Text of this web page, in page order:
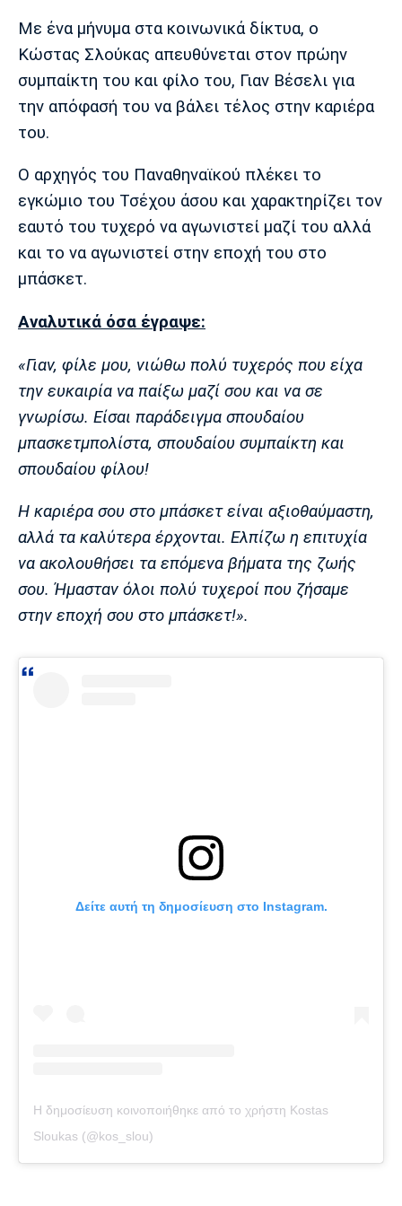
Πολιτισμός
Τραγούδια
Cine Spot
Running
Media
Παρασκήνιο
Πρόγραμμα TV
Κηφισιά Πανσερραϊκός
Μπαρτσελόνα
Ρεάλ
Ατλέτικο
Μαδρίτης
Γιουνάιτεντ
Λίβερπουλ
Μάντσεστερ
Σίτι
Γιουβέντους
Ίντερ Μίλαν Μπάγερν
Μπορούσια
Παρί Σεν
Με ένα μήνυμα στα κοινωνικά δίκτυα, ο
Κώστας Σλούκας απευθύνεται στον πρώην
συμπαίκτη του και φίλο του, Γιαν Βέσελι για
την απόφασή του να βάλει τέλος στην καριέρα
του.
Ο αρχηγός του Παναθηναϊκού πλέκει το
εγκώμιο του Τσέχου άσου και χαρακτηρίζει τον
εαυτό του τυχερό να αγωνιστεί μαζί του αλλά
και το να αγωνιστεί στην εποχή του στο
μπάσκετ.
Αναλυτικά όσα έγραψε:
«Γιαν, φίλε μου, νιώθω πολύ τυχερός που είχα
την ευκαιρία να παίξω μαζί σου και να σε
γνωρίσω. Είσαι παράδειγμα σπουδαίου
μπασκετμπολίστα, σπουδαίου συμπαίκτη και
σπουδαίου φίλου!
Η καριέρα σου στο μπάσκετ είναι αξιοθαύμαστη,
αλλά τα καλύτερα έρχονται. Ελπίζω η επιτυχία
να ακολουθήσει τα επόμενα βήματα της ζωής
σου. Ήμασταν όλοι πολύ τυχεροί που ζήσαμε
στην εποχή σου στο μπάσκετ!».
Δείτε αυτή τη δημοσίευση στο Instagram.
Η δημοσίευση κοινοποιήθηκε από το χρήστη Kostas
Sloukas (@kos_slou)